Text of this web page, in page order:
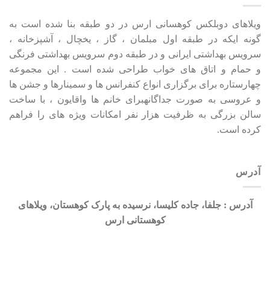
ویلاهای دوبلکس کوهسانی ارس در دو طبقه بنا شده است به
گونه ایکه در طبقه اول مبلمان ، گاز ، یخچال ، آشپزخانه ،
سرویس بهداشتی ایرانی و در طبقه دوم سرویس بهداشتی فرنگی
و حمام و اتاق های خواب طراحی شده است . این مجموعه
چهارستاره برای برگزاری انواع کنفرانس ها و سمینارها و جشن ها
و عروسی به صورت جداگانهبرای خانم ها واقایون ، با ساخت
سالن بزرگی به ظرفیت هزار نفر امکانات ویژه های را فراهم
کرده است.
آدرس
آدرس : جلفا، جاده کلیسا، نرسیده به پارک کوهستان، ویلاهای
کوهستانی ارس